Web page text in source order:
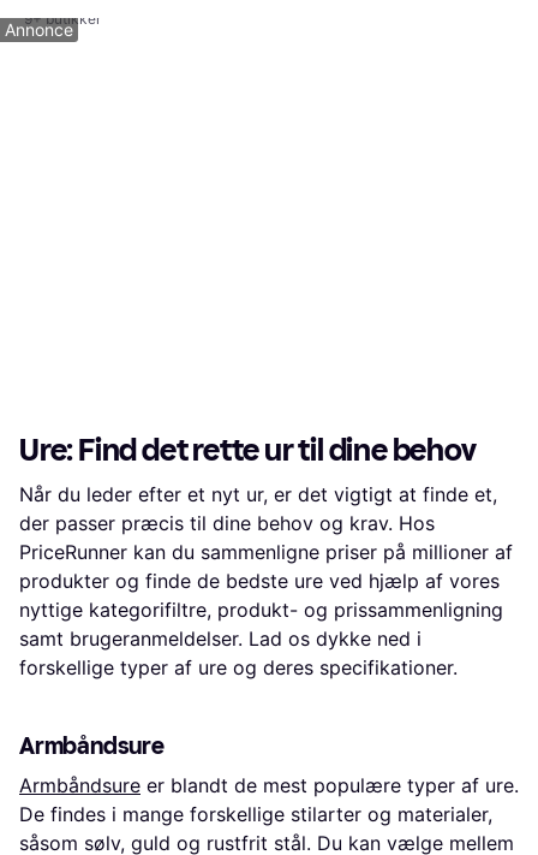
9+ butikker
Annonce
Ure: Find det rette ur til dine behov
Når du leder efter et nyt ur, er det vigtigt at finde et,
der passer præcis til dine behov og krav. Hos
PriceRunner kan du sammenligne priser på millioner af
produkter og finde de bedste ure ved hjælp af vores
nyttige kategorifiltre, produkt- og prissammenligning
samt brugeranmeldelser. Lad os dykke ned i
forskellige typer af ure og deres specifikationer.
Armbåndsure
Armbåndsure er blandt de mest populære typer af ure.
De findes i mange forskellige stilarter og materialer,
såsom sølv, guld og rustfrit stål. Du kan vælge mellem